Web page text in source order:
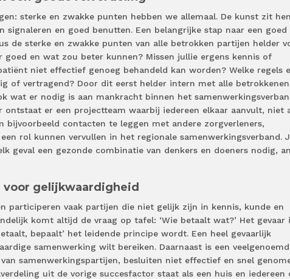
sterke en zwakke punten hebben we allemaal. De kunst zit
signaleren en goed benutten. Een belangrijke stap naar een goed
de sterke en zwakke punten van alle betrokken partijen helder
goed en wat zou beter kunnen? Missen jullie ergens kennis of
niet effectief genoeg behandeld kan worden? Welke regels
of vertragend? Door dit eerst helder intern met alle
wat er nodig is aan mankracht binnen het
ontstaat er een projectteam waarbij iedereen elkaar aanvult, niet
bijvoorbeeld contacten te leggen met andere zorgverleners,
rol kunnen vervullen in het regionale samenwerkingsverband.
geval een gezonde combinatie van denkers en doeners nodig,
voor gelijkwaardigheid
participeren vaak partijen die niet gelijk zijn in kennis, kunde en
komt altijd de vraag op tafel: ‘Wie betaalt wat?’ Het gevaar
bepaalt’ het leidende principe wordt. Een heel gevaarlijk
samenwerking wilt bereiken. Daarnaast is een
samenwerkingspartijen, besluiten niet effectief en snel
uit de vorige succesfactor staat als een huis en iedereen